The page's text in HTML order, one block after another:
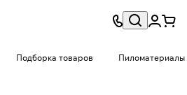
Подборка товаров Пиломатериалы